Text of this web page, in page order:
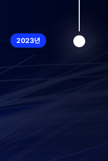
2023년